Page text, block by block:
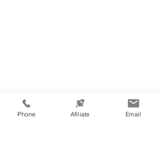
Phone Afíliate Email